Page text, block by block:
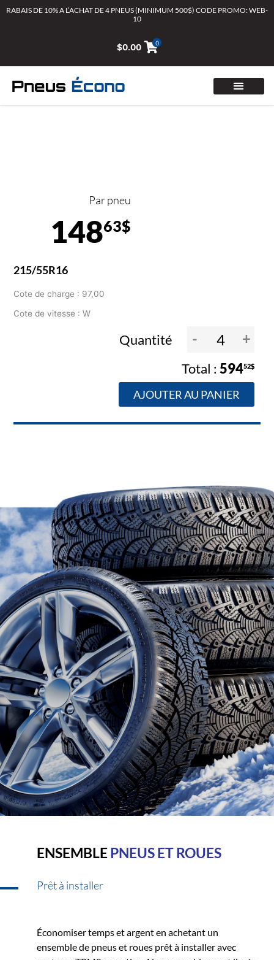
AllerRABAIS DE 10% A L’ACHAT DE 4 PNEUS (MINIMUM 500$) CODE PROMO: WEB-
10
$0.00 0
Par pneu
14863$
215/55R16
Cote de charge : 97,00
Cote de vitesse : W
Quantité - +
59452$
AJOUTER AU PANIER
ENSEMBLEPNEUS ET ROUES
Prêt à installer
Économiser temps et argent en achetant un
ensemble de pneus et roues prêt à installer avec